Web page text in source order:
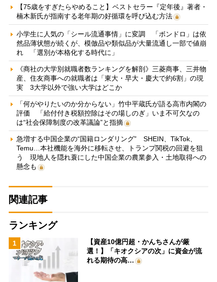
【75歳をすぎたらやめること】ベストセラー『定年後』著者・
楠木新氏が指南する老年期の好循環を呼び込む方法
小学生に人気の「シール流通事情」に変調 「ボンドロ」は依
然品薄状態が続くが、模倣品や類似品が大量流通し一部で値崩
れ 「選別が本格化する時代に」
《商社の大学別就職者数ランキングを解剖》三菱商事、三井物
産、住友商事への就職者は「東大・早大・慶大で約6割」の現
実 3大学以外で強い大学はどこか
「何がやりたいのか分からない」竹中平蔵氏が語る高市内閣の
評価 「給付付き税額控除はその場しのぎ」いま不可欠なの
は“社会保障制度の改革議論”と指摘
急増する中国企業の“国籍ロンダリング” SHEIN、TikTok、
Temu…本社機能を海外に移転させ、トランプ関税の回避を狙
う 現地人を隠れ蓑にした中国企業の農業参入・土地取得への
懸念も
関連記事
ランキング
1
【資産10億円超・かんちさんが厳
選！】「キオクシアの次」に資金が流
れる期待の高…